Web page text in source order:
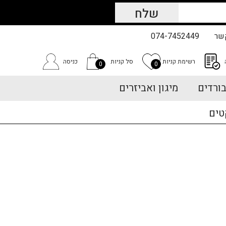
074-7452449
רשימת קניות 0 סל קניות 0 כניסה
מיגון ואביזרים